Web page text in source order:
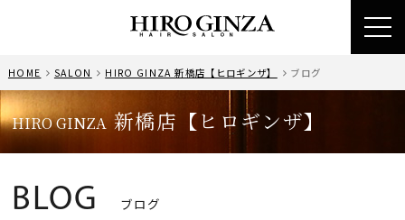
HOME SALON HIRO GINZA 新橋店【ヒロギンザ】 ブログ
HIRO GINZA新橋店【ヒロギンザ】
BLOG ブログ